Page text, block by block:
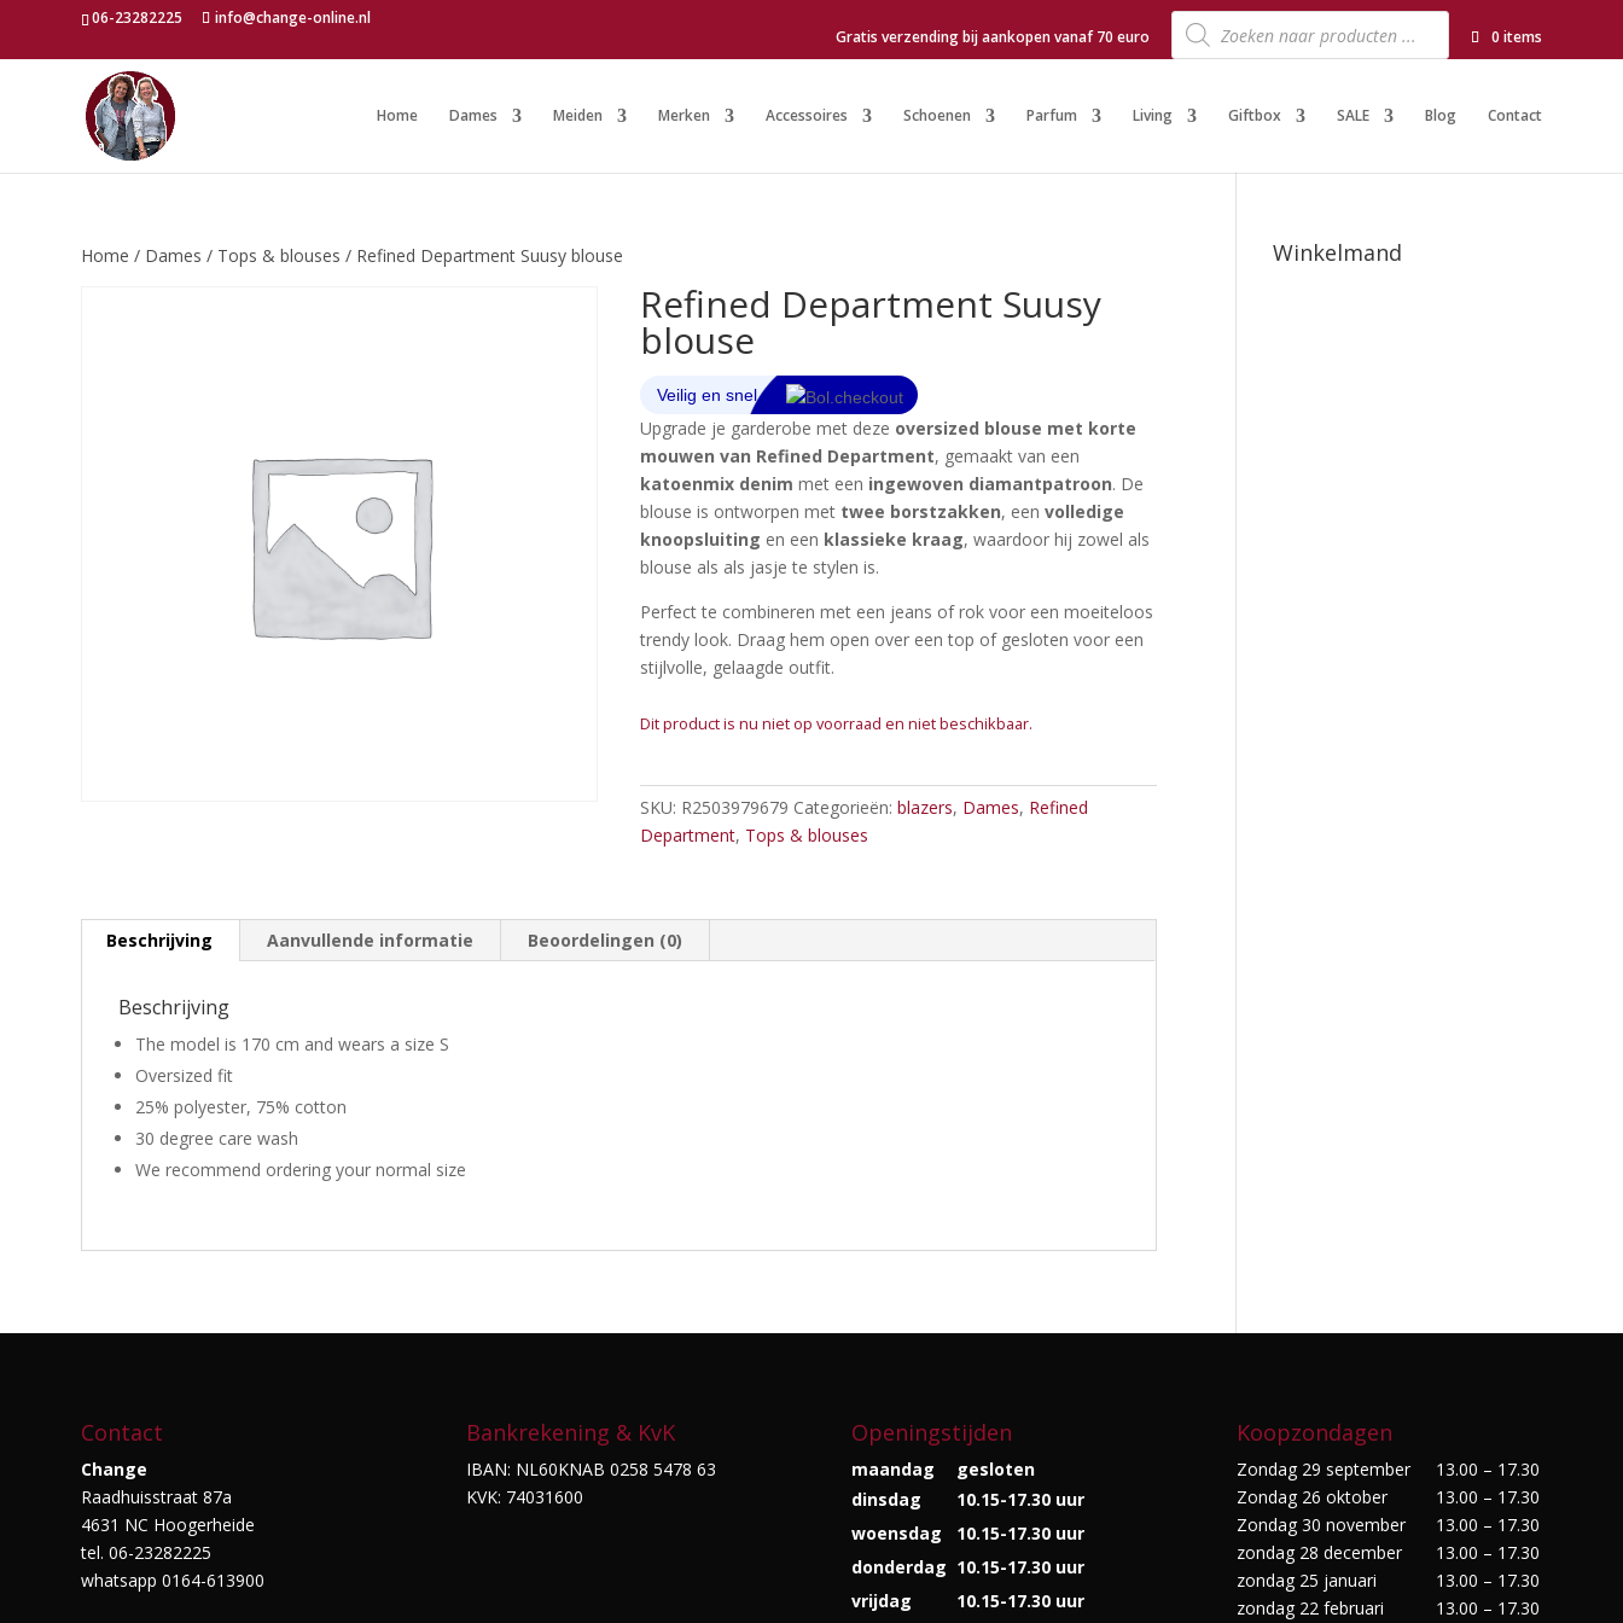
06-23282225
info@change-online.nl
Gratis verzending bij aankopen vanaf 70 euro
Producten
zoeken 0 items
Home Dames Meiden Merken Accessoires Schoenen Parfum Living Giftbox SALE Blog Contact
Home / Dames / Tops & blouses / Refined Department Suusy blouse
Refined Department Suusy
blouse
Upgrade je garderobe met deze oversized blouse met korte
mouwen van Refined Department, gemaakt van een
katoenmix denim met een ingewoven diamantpatroon. De
blouse is ontworpen met twee borstzakken, eenvolledige
knoopsluiting en een klassieke kraag, waardoor hij zowel als
blouse als als jasje te stylen is.
Perfect te combineren met een jeans of rok voor een moeiteloos
trendy look. Draag hem open over een top of gesloten voor een
stijlvolle, gelaagde outfit.
Dit product is nu niet op voorraad en niet beschikbaar.
SKU: R2503979679 Categorieën:blazers, Dames, Refined
Department, Tops & blouses
Beschrijving Aanvullende informatie Beoordelingen (0)
Beschrijving
The model is 170 cm and wears a size S
Oversized fit
25% polyester, 75% cotton
30 degree care wash
We recommend ordering your normal size
Winkelmand
Contact
Change
Raadhuisstraat 87a
4631 NC Hoogerheide
tel. 06-23282225
whatsapp 0164-613900
Bankrekening & KvK
IBAN: NL60KNAB 0258 5478 63
KVK: 74031600
Openingstijden
maandag
gesloten
dinsdag
10.15-17.30 uur
woensdag
10.15-17.30 uur
donderdag 10.15-17.30 uur
vrijdag
10.15-17.30 uur
Koopzondagen
Zondag 29 september
13.00 – 17.30
Zondag 26 oktober
13.00 – 17.30
Zondag 30 november
13.00 – 17.30
zondag 28 december
13.00 – 17.30
zondag 25 januari
13.00 – 17.30
zondag 22 februari
13.00 – 17.30